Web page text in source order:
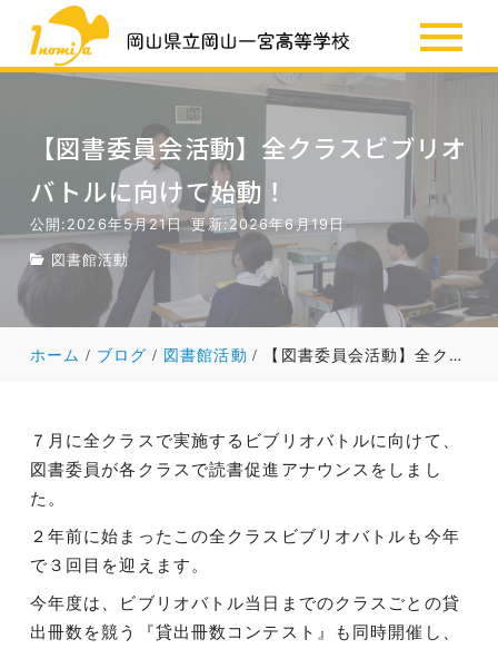
SSH
お知らせ
【図書委員会活動】全クラスビブリオ
バトルに向けて始動！
公開:2026年5月21日 更新:2026年6月19日
図書館活動
ホーム ブログ 図書館活動 【図書委員会活動】全クラスビブリオバトルに向けて始動！
７月に全クラスで実施するビブリオバトルに向けて、
図書委員が各クラスで読書促進アナウンスをしまし
た。
２年前に始まったこの全クラスビブリオバトルも今年
で３回目を迎えます。
今年度は、ビブリオバトル当日までのクラスごとの貸
出冊数を競う『貸出冊数コンテスト』も同時開催し、